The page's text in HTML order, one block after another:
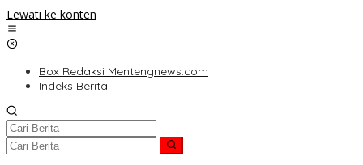
Lewati ke konten
Box Redaksi Mentengnews.com
Indeks Berita